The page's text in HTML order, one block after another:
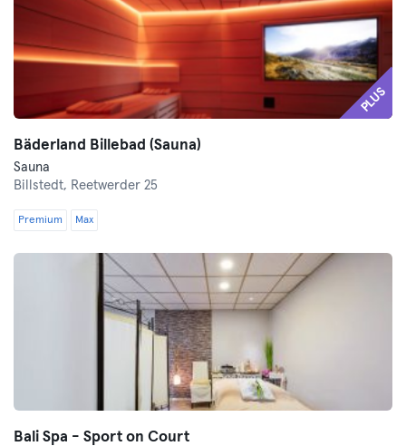
PLUS
Bäderland Billebad (Sauna)
Sauna
Billstedt, Reetwerder 25
Premium Max
Bali Spa - Sport on Court